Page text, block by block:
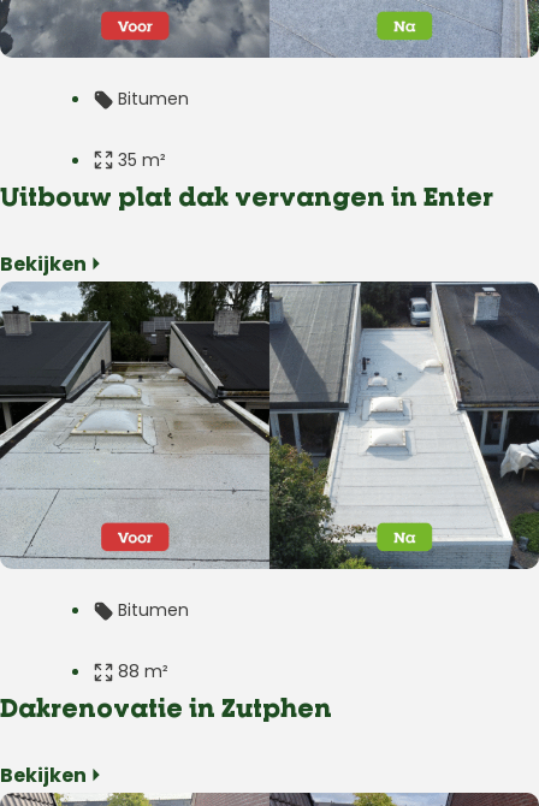
Bitumen
35 m²
Uitbouw
Enter
Uitbouw plat dak vervangen in Enter
Bekijken ⏵
Bitumen
88 m²
Woning
Dakrenovatie in Zutphen
Bekijken ⏵